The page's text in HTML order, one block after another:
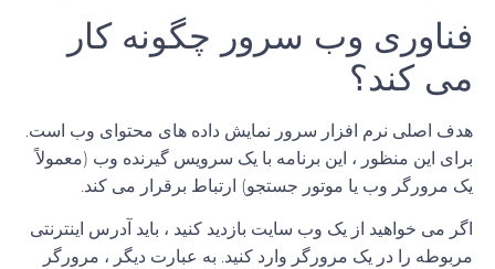
فناوری وب سرور چگونه کار
می کند؟
هدف اصلی نرم افزار سرور نمایش داده های محتوای وب است.
برای این منظور ، این برنامه با یک سرویس گیرنده وب (معمولاً
یک مرورگر وب یا موتور جستجو) ارتباط برقرار می کند.
اگر می خواهید از یک وب سایت بازدید کنید ، باید آدرس اینترنتی
مربوطه را در یک مرورگر وارد کنید. به عبارت دیگر ، مرورگر